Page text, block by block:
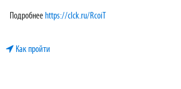
Подробнее https://clck.ru/RcoiT
Как пройти